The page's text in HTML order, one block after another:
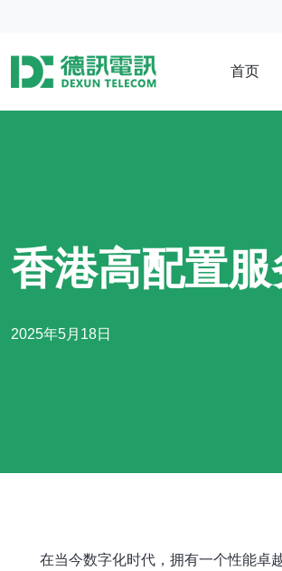
首页
香港高配置
2025年5月18日
在当今数字化时代，拥有一个性能卓